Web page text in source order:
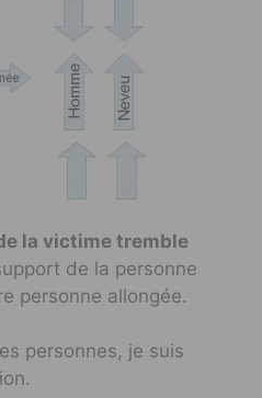
la victime tremble
de la personne
personne allongée.
personnes, je suis